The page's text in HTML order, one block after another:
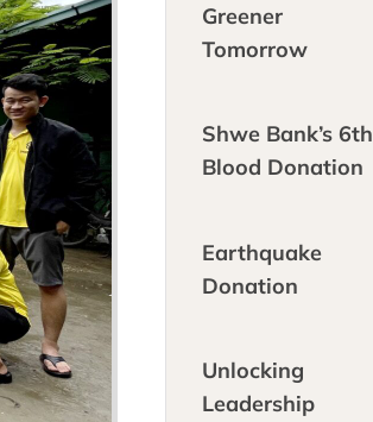
Greener
Tomorrow
Shwe Bank’s 6th
Blood Donation
Earthquake
Donation
Unlocking
Leadership